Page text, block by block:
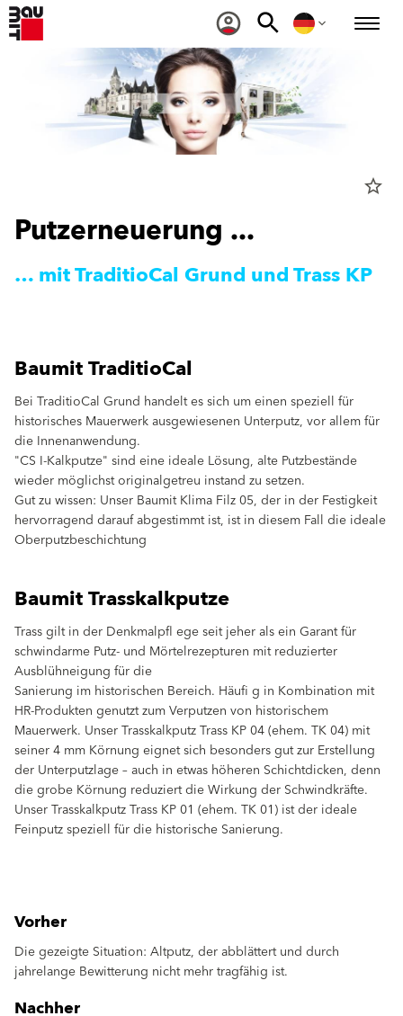
star_border
Putzerneuerung ...
… mit TraditioCal Grund und Trass KP
Baumit TraditioCal
Bei TraditioCal Grund handelt es sich um einen speziell für
historisches Mauerwerk ausgewiesenen Unterputz, vor allem für
die Innenanwendung.
"CS I-Kalkputze" sind eine ideale Lösung, alte Putzbestände
wieder möglichst originalgetreu instand zu setzen.
Gut zu wissen: Unser Baumit Klima Filz 05, der in der Festigkeit
hervorragend darauf abgestimmt ist, ist in diesem Fall die ideale
Oberputzbeschichtung
Baumit Trasskalkputze
Trass gilt in der Denkmalpﬂ ege seit jeher als ein Garant für
schwindarme Putz- und Mörtelrezepturen mit reduzierter
Ausblühneigung für die
Sanierung im historischen Bereich. Häuﬁ g in Kombination mit
HR-Produkten genutzt zum Verputzen von historischem
Mauerwerk. Unser Trasskalkputz Trass KP 04 (ehem. TK 04) mit
seiner 4 mm Körnung eignet sich besonders gut zur Erstellung
der Unterputzlage – auch in etwas höheren Schichtdicken, denn
die grobe Körnung reduziert die Wirkung der Schwindkräfte.
Unser Trasskalkputz Trass KP 01 (ehem. TK 01) ist der ideale
Feinputz speziell für die historische Sanierung.
Vorher
Die gezeigte Situation: Altputz, der abblättert und durch
jahrelange Bewitterung nicht mehr tragfähig ist.
Nachher